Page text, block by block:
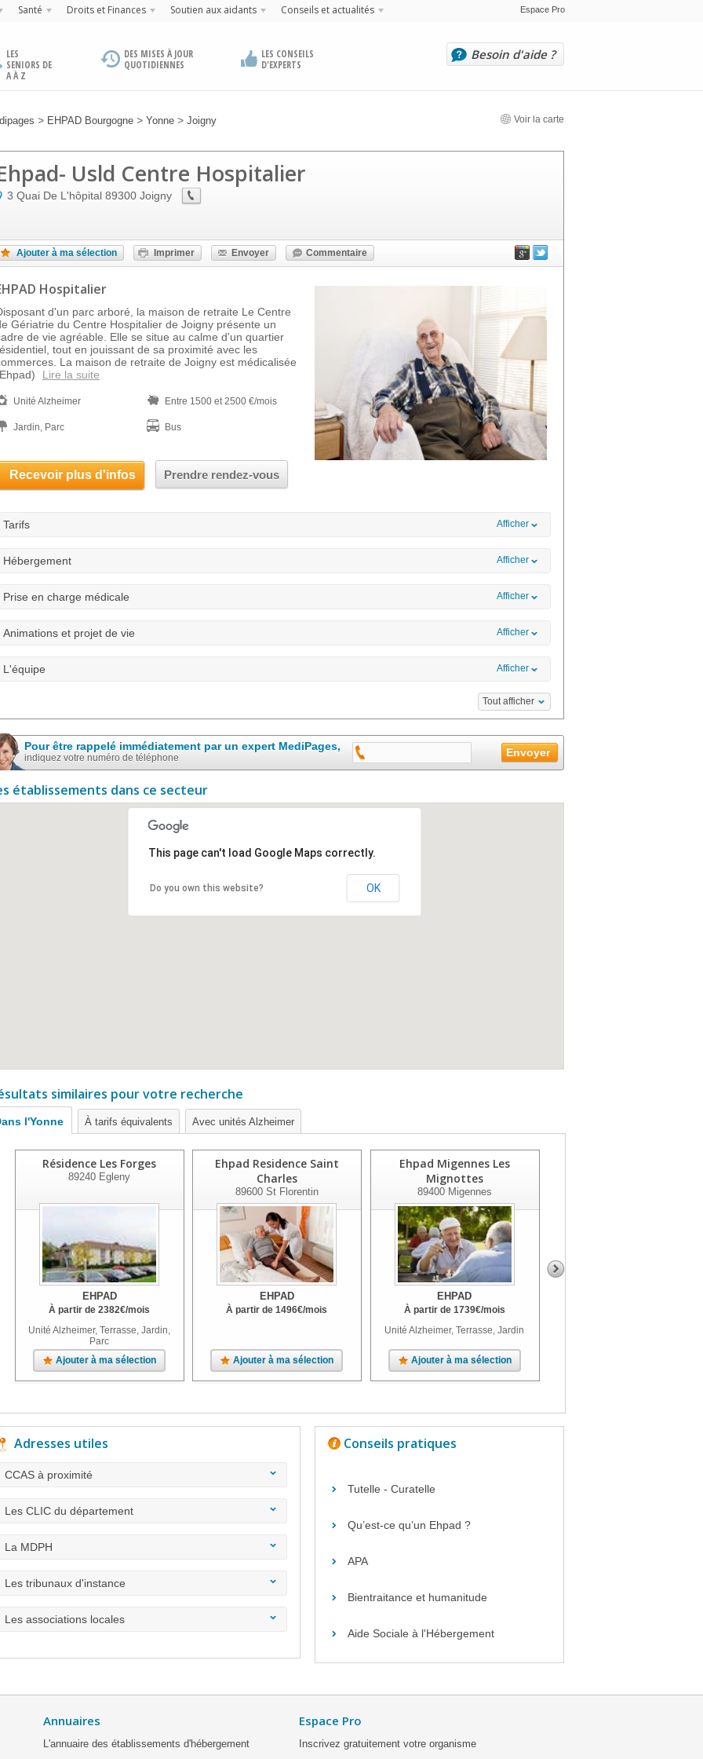
Santé Droits et Finances Soutien aux aidants Conseils et actualités Espace Pro
LES
SENIORS DE
A À Z
DES MISES À JOUR
QUOTIDIENNES
LES CONSEILS
D'EXPERTS
Besoin d'aide ?
> EHPAD Bourgogne > Yonne > Joigny Voir la carte
Usld Centre Hospitalier
3 Quai De L'hôpital 89300 Joigny
Ajouter à ma sélection Imprimer Envoyer Commentaire
Hospitalier
d'un parc arboré, la maison de retraite Le Centre
Gériatrie du Centre Hospitalier de Joigny présente un
de vie agréable. Elle se situe au calme d'un quartier
tout en jouissant de sa proximité avec les
La maison de retraite de Joigny est médicalisée
Lire la suite
Unité Alzheimer Entre 1500 et 2500 €/mois
Jardin, Parc Bus
Recevoir plus d'infos Prendre rendez-vous
Tarifs Afficher
Hébergement Afficher
Prise en charge médicale Afficher
Animations et projet de vie Afficher
L'équipe Afficher
Tout afficher
Pour être rappelé immédiatement par un expert MediPages,
indiquez votre numéro de téléphone
établissements dans ce secteur
This page can't load Google Maps correctly.
Do you own this website? OK
similaires pour votre recherche
l'Yonne À tarifs équivalents Avec unités Alzheimer
Résidence Les Forges
89240 Egleny
EHPAD
À partir de 2382€/mois
Unité Alzheimer, Terrasse, Jardin,
Parc
Ajouter à ma sélection
Ehpad Residence Saint
Charles
89600St Florentin
EHPAD
À partir de1496€/mois
Ajouter à ma sélection
Ehpad Migennes Les
Mignottes
89400Migennes
EHPAD
À partir de 1739€/mois
Unité Alzheimer, Terrasse, Jardin
Ajouter à ma sélection
Adresses utiles
CCAS à proximité
Les CLIC du département
La MDPH
Les tribunaux d'instance
Les associations locales
Conseils pratiques
Tutelle - Curatelle
Qu’est-ce qu’un Ehpad ?
APA
Bientraitance et humanitude
Aide Sociale à l'Hébergement
Annuaires
L'annuaire des établissements d'hébergement
Espace Pro
Inscrivez gratuitement votre organisme